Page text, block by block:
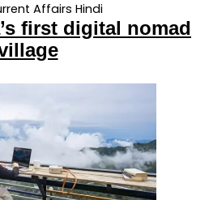
Affairs Hindi
first digital nomad